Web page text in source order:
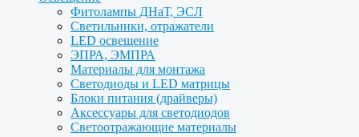
Фитолампы ДНаТ, ЭСЛ
Светильники, отражатели
LED освещение
ЭПРА, ЭМПРА
Материалы для монтажа
Светодиоды и LED матрицы
Блоки питания (драйверы)
Аксессуары для светодиодов
Светоотражающие материалы